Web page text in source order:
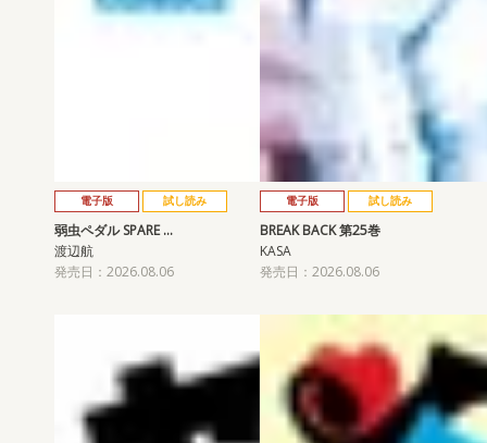
電子版 試し読み
弱虫ペダル SPARE …
渡辺航
発売日：2026.08.06
電子版 試し読み
BREAK BACK 第25巻
KASA
発売日：2026.08.06